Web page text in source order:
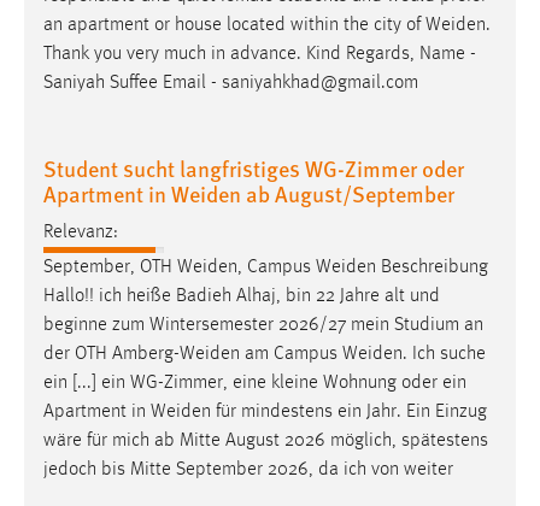
an apartment or house located within the city ofWeiden.
Thank you very much in advance. Kind Regards, Name -
Saniyah Suffee Email - saniyahkhad@gmail.com
Student sucht langfristiges WG-Zimmer oder
Apartment in Weiden ab August/September
Relevanz:
September, OTH Weiden, Campus Weiden Beschreibung
Hallo!! ich heiße Badieh Alhaj, bin 22 Jahre alt und
beginne zum Wintersemester 2026/27 mein Studium an
der OTH Amberg-Weiden am Campus Weiden. Ich suche
ein [...] ein WG-Zimmer, eine kleine Wohnung oder ein
Apartment in Weiden für mindestens ein Jahr. Ein Einzug
wäre für mich ab Mitte August 2026 möglich, spätestens
jedoch bis Mitte September 2026, da ich von weiter